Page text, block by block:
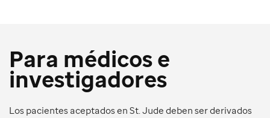
Para médicos e
investigadores
Los pacientes aceptados en St. Jude deben ser derivados